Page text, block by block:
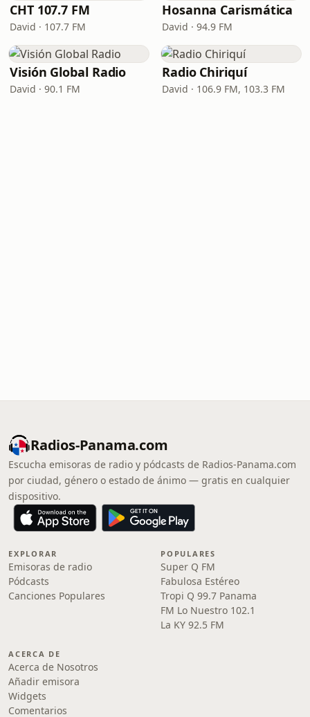
CHT 107.7 FM
David · 107.7 FM
Hosanna Carismática
David · 94.9 FM
Visión Global Radio
David · 90.1 FM
Radio Chiriquí
David · 106.9 FM, 103.3 FM
Radios-Panama.com
Escucha emisoras de radio y pódcasts de Radios-Panama.com
por ciudad, género o estado de ánimo — gratis en cualquier
dispositivo.
EXPLORAR
Emisoras de radio
Pódcasts
Canciones Populares
POPULARES
Super Q FM
Fabulosa Estéreo
Tropi Q 99.7 Panama
FM Lo Nuestro 102.1
La KY 92.5 FM
ACERCA DE
Acerca de Nosotros
Añadir emisora
Widgets
Comentarios